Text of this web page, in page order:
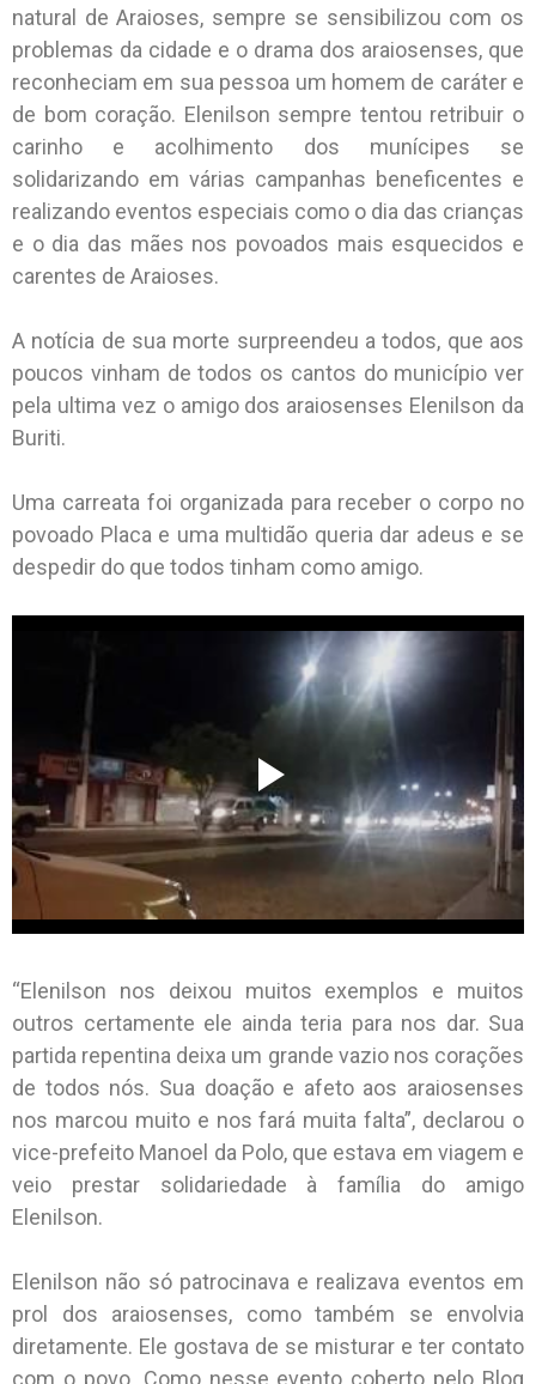
natural de Araioses, sempre se sensibilizou com os
problemas da cidade e o drama dos araiosenses, que
reconheciam em sua pessoa um homem de caráter e
de bom coração. Elenilson sempre tentou retribuir o
carinho e acolhimento dos munícipes se
solidarizando em várias campanhas beneficentes e
realizando eventos especiais como o dia das crianças
e o dia das mães nos povoados mais esquecidos e
carentes de Araioses.
A notícia de sua morte surpreendeu a todos, que aos
poucos vinham de todos os cantos do município ver
pela ultima vez o amigo dos araiosenses Elenilson da
Buriti.
Uma carreata foi organizada para receber o corpo no
povoado Placa e uma multidão queria dar adeus e se
despedir do que todos tinham como amigo.
“Elenilson nos deixou muitos exemplos e muitos
outros certamente ele ainda teria para nos dar. Sua
partida repentina deixa um grande vazio nos corações
de todos nós. Sua doação e afeto aos araiosenses
nos marcou muito e nos fará muita falta”, declarou o
vice-prefeito Manoel da Polo, que estava em viagem e
veio prestar solidariedade à família do amigo
Elenilson.
Elenilson não só patrocinava e realizava eventos em
prol dos araiosenses, como também se envolvia
diretamente. Ele gostava de se misturar e ter contato